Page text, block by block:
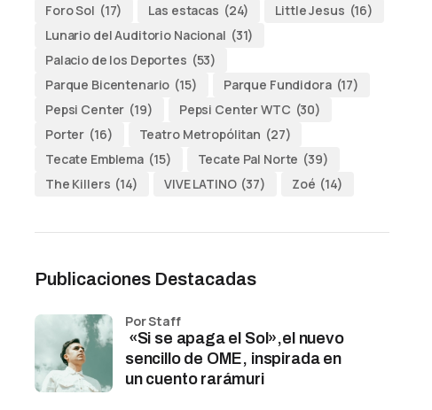
Foro Sol (17) Las estacas (24) Little Jesus (16)
Lunario del Auditorio Nacional (31)
Palacio de los Deportes (53)
Parque Bicentenario (15) Parque Fundidora (17)
Pepsi Center (19) Pepsi Center WTC (30)
Porter (16) Teatro Metropólitan (27)
Tecate Emblema (15) Tecate Pal Norte (39)
The Killers (14) VIVE LATINO (37) Zoé (14)
Publicaciones Destacadas
«Si se apaga el Sol»,el nuevo
sencillo de OME, inspirada en
un cuento rarámuri
por Staff